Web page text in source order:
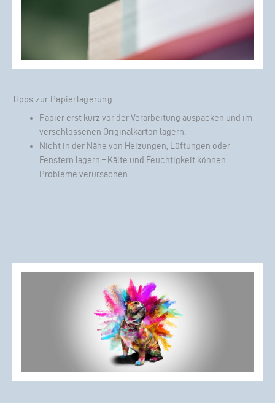
Tipps zur Papierlagerung:
Papier erst kurz vor der Verarbeitung auspacken und im
verschlossenen Originalkarton lagern.
Nicht in der Nähe von Heizungen, Lüftungen oder
Fenstern lagern – Kälte und Feuchtigkeit können
Probleme verursachen.